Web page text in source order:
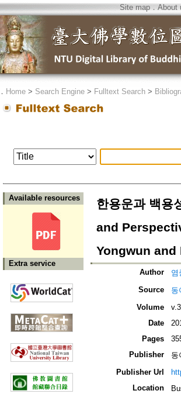
Site map．About
． Home> Search Engine> Fulltext Search>
Available resources
Extra service
한용운과 백용
and
Yongwun and
Author
염
Source
동
Volume
Date
Pages
Publisher
동
Publisher Url
Location